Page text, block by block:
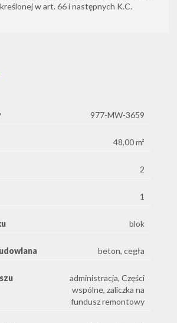
w art. 66 i następnych K.C.
977-MW-3659
48,00 m²
2
1
blok
beton, cegła
administracja, Części
wspólne, zaliczka na
fundusz remontowy